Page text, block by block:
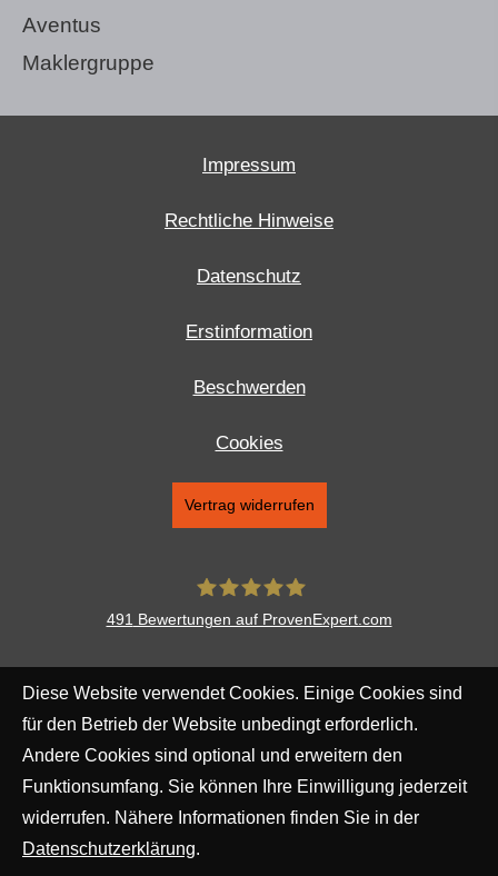
Aventus
Maklergruppe
Impressum
Rechtliche Hinweise
Datenschutz
Erstinformation
Beschwerden
Cookies
Vertrag widerrufen
491 Bewertungen auf ProvenExpert.com
Diese Website verwendet Cookies. Einige Cookies sind
für den Betrieb der Website unbedingt erforderlich.
Andere Cookies sind optional und erweitern den
Funktionsumfang. Sie können Ihre Einwilligung jederzeit
widerrufen. Nähere Informationen finden Sie in der
Datenschutzerklärung.